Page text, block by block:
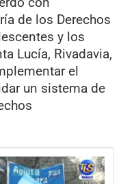
de los Derechos
y los
Lucía, Rivadavia,
el
un sistema de